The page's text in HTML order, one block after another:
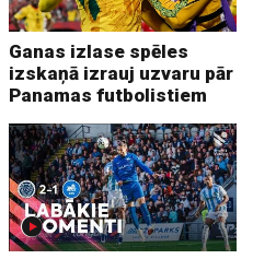
Ganas izlase spēles
izskaņā izrauj uzvaru pār
Panamas futbolistiem